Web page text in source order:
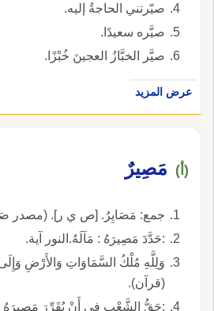
صيّرتني الحاجةُ إليه.
صيَّره سعيدًا.
صيَّر الخبَّازُ العجينَ خُبْزًا.
عرض المزيد
(أ) مَصِيرٌ
جمع: مَصَايِرُ. [ص ي ر]. (مصدر
:حَدَّدَ مَصِيرَهُ : مَآلَهُ.النور آية.
وَلِلَّهِ مُلْكُ السَّمَاوَاتِ وَالأَرْضِ وَإِلَى
(قرآن).
:حَقُّ الشَّعْبِ فِي أَنْ يُقَرِّرَ مَصِيرَهُ